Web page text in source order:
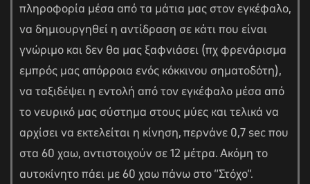
πληροφορία μέσα από τα μάτια μας στον εγκέφαλο,
να δημιουργηθεί η αντίδραση σε κάτι που είναι
γνώριμο και δεν θα μας ξαφνιάσει (πχ φρενάρισμα
εμπρός μας απόρροια ενός κόκκινου σηματοδότη),
να ταξιδέψει η εντολή από τον εγκέφαλο μέσα από
το νευρικό μας σύστημα στους μύες και τελικά να
αρχίσει να εκτελείται η κίνηση, περνάνε 0,7 secπου
στα 60 χαω, αντιστοιχούν σε 12 μέτρα. Ακόμη το
αυτοκίνητο πάει με 60 χαω πάνω στο “Στόχο”.